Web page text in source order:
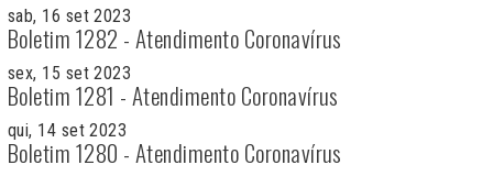
sab, 16 set 2023
Boletim 1282 - Atendimento Coronavírus
sex, 15 set 2023
Boletim 1281 - Atendimento Coronavírus
qui, 14 set 2023
Boletim 1280 - Atendimento Coronavírus